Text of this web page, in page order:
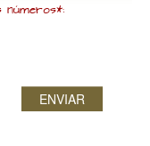
números*:
ENVIAR